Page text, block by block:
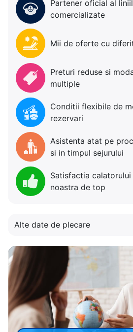
Partener oficial al
comercializate
Mii de oferte cu
Preturi reduse si
multiple
Conditii flexibile de
rezervari
Asistenta atat pe
si in timpul sejurului
Satisfactia
noastra de top
Alte date de plecare